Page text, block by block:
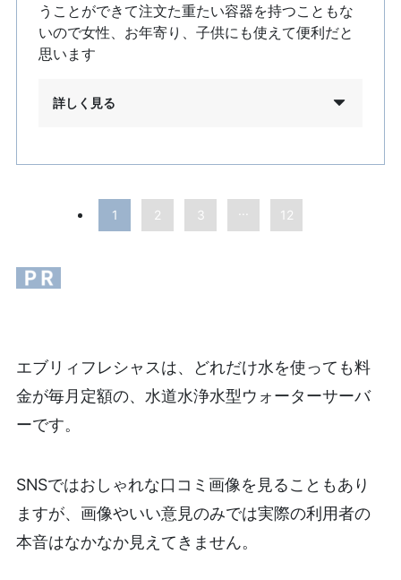
うことができて注文た重たい容器を持つこともな
いので女性、お年寄り、子供にも使えて便利だと
思います
詳しく見る
1 2 3 12
エブリィフレシャスは、どれだけ水を使っても料
金が毎月定額の、水道水浄水型ウォーターサーバ
ーです。
SNSではおしゃれな口コミ画像を見ることもあり
ますが、画像やいい意見のみでは実際の利用者の
本音はなかなか見えてきません。